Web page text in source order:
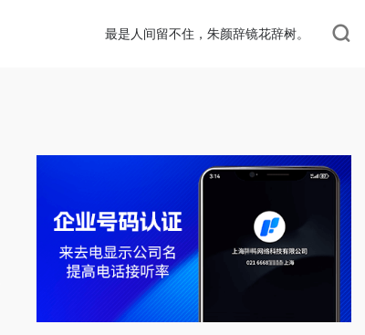
最是人间留不住，朱颜辞镜花辞树。